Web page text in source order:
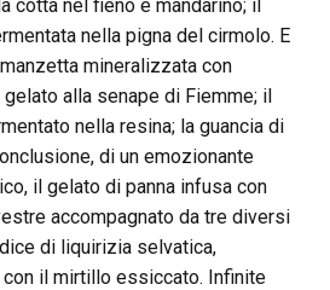
cotta nel fieno e mandarino; il
nella pigna del cirmolo. E
mineralizzata con
alla senape di Fiemme; il
nella resina; la guancia di
di un emozionante
il gelato di panna infusa con
accompagnato da tre diversi
di liquirizia selvatica,
il mirtillo essiccato. Infinite